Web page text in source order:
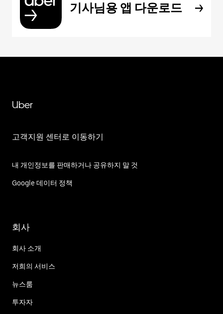
기사님용 앱 다운로드
Uber
고객지원 센터로 이동하기
내 개인정보를 판매하거나 공유하지 말 것
Google 데이터 정책
회사
회사 소개
저희의 서비스
뉴스룸
투자자